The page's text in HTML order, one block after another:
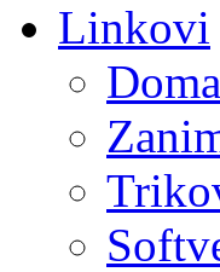
Linkovi